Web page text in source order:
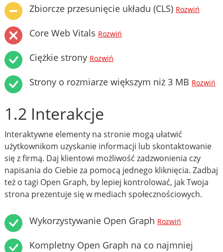
Zbiorcze przesunięcie układu (CLS) Rozwiń
Core Web Vitals Rozwiń
Ciężkie strony Rozwiń
Strony o rozmiarze większym niż 3 MB Rozwiń
1.2 Interakcje
Interaktywne elementy na stronie mogą ułatwić
użytkownikom uzyskanie informacji lub skontaktowanie
się z firmą. Daj klientowi możliwość zadzwonienia czy
napisania do Ciebie za pomocą jednego kliknięcia. Zadbaj
też o tagi Open Graph, by lepiej kontrolować, jak Twoja
strona prezentuje się w mediach społecznościowych.
Wykorzystywanie Open Graph Rozwiń
Kompletny Open Graph na co najmniej